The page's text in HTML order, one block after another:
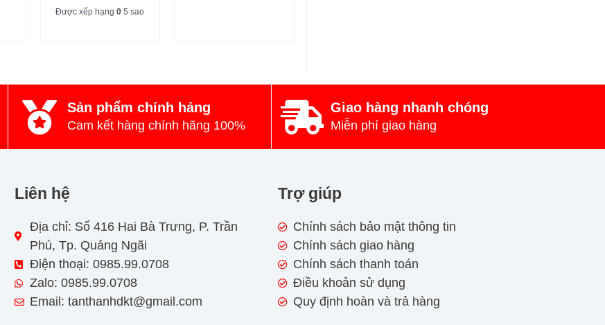
dao điện LS
Được xếp hạng0 5 sao
Sản phẩm chính hảng
Cam kết hàng chính hãng 100%
Giao hàng nhanh chóng
Miễn phí giao hàng
Liên hệ
Địa chỉ: Số 416 Hai Bà Trưng, P. Trần
Phú, Tp. Quảng Ngãi
Điện thoại: 0985.99.0708
Zalo: 0985.99.0708
Email: tanthanhdkt@gmail.com
Trợ giúp
Chính sách bảo mật thông tin
Chính sách giao hàng
Chính sách thanh toán
Điều khoản sử dụng
Quy định hoàn và trả hàng